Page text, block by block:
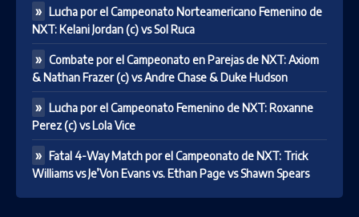
Lucha por el Campeonato Norteamericano Femenino de
NXT: Kelani Jordan (c) vs Sol Ruca
Combate por el Campeonato en Parejas de NXT: Axiom
& Nathan Frazer (c) vs Andre Chase & Duke Hudson
Lucha por el Campeonato Femenino de NXT: Roxanne
Perez (c) vs Lola Vice
Fatal 4-Way Match por el Campeonato de NXT: Trick
Williams vs Je’Von Evans vs. Ethan Page vs Shawn Spears